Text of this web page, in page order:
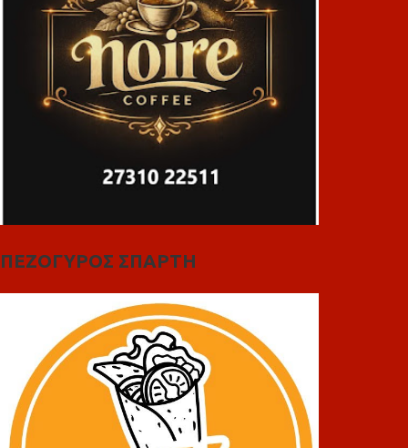
ΠΕΖΟΓΥΡΟΣ ΣΠΑΡΤΗ